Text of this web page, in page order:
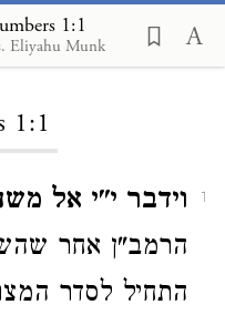
1:1
Eliyahu Munk
1:1
1 וידבר י"י אל
הרמב"ן אחר
התחיל לסדר